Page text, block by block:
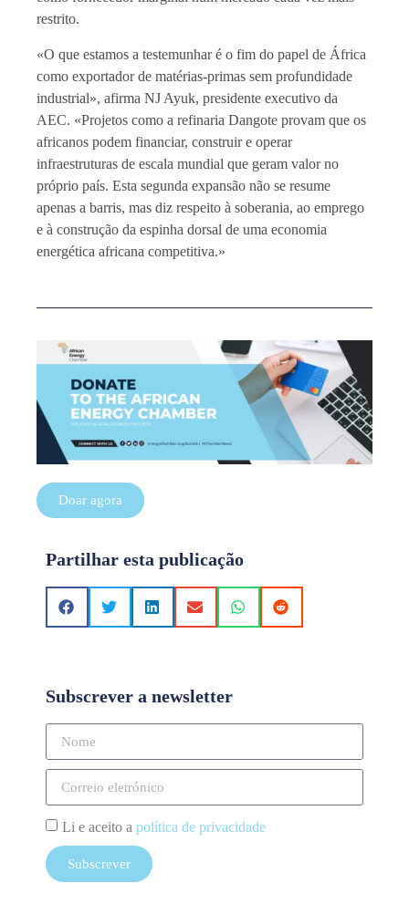
restrito.
«O que estamos a testemunhar é o fim do papel de África
como exportador de matérias-primas sem profundidade
industrial», afirma NJ Ayuk, presidente executivo da
AEC. «Projetos como a refinaria Dangote provam que os
africanos podem financiar, construir e operar
infraestruturas de escala mundial que geram valor no
próprio país. Esta segunda expansão não se resume
apenas a barris, mas diz respeito à soberania, ao emprego
e à construção da espinha dorsal de uma economia
energética africana competitiva.»
Doar agora
Partilhar esta publicação
Subscrever a newsletter
Li e aceito a política de privacidade
Subscrever